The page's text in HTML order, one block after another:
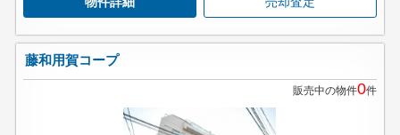
藤和用賀コープ
販売中の物件0件